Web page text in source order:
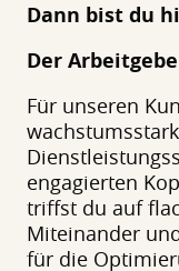
Dann bist du
Der
Für unseren
engagierten
triffst du auf
Miteinander
für die